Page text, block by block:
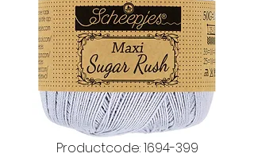
Productcode: 1694-399